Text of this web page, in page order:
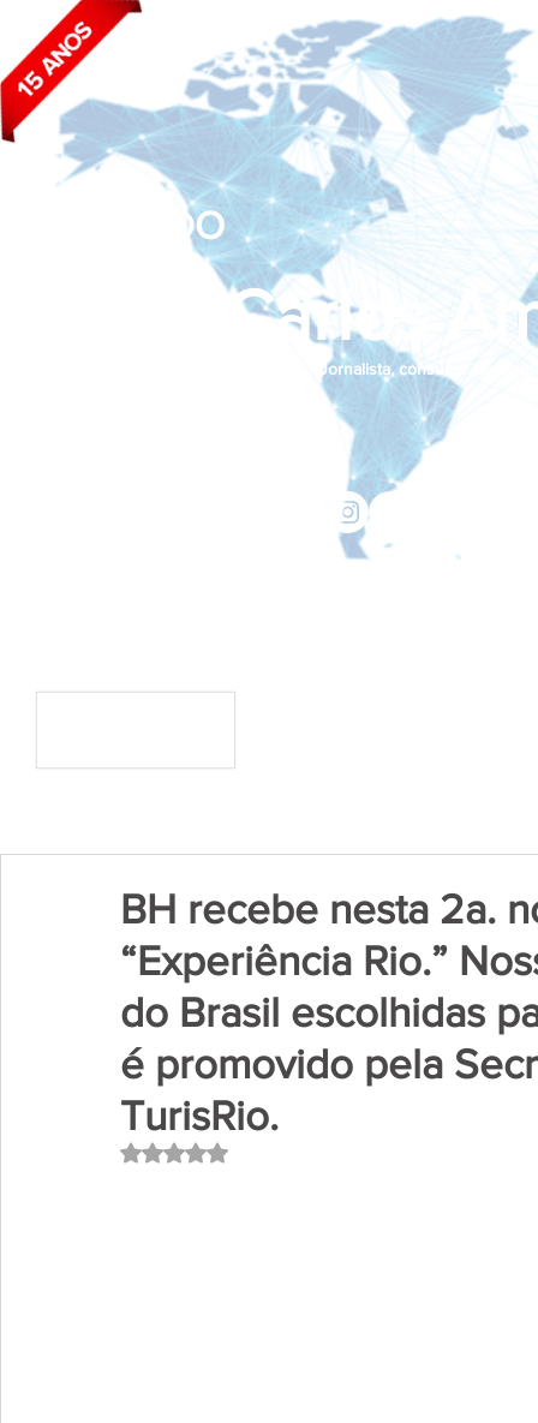
João Carlos
BLOG DO
Jornalista, consultor de
BH recebe nesta 2a.
“Experiência Rio.”
do Brasil escolhidas
é promovido pela
TurisRio.
Avaliado com NaN de 5 estrelas.